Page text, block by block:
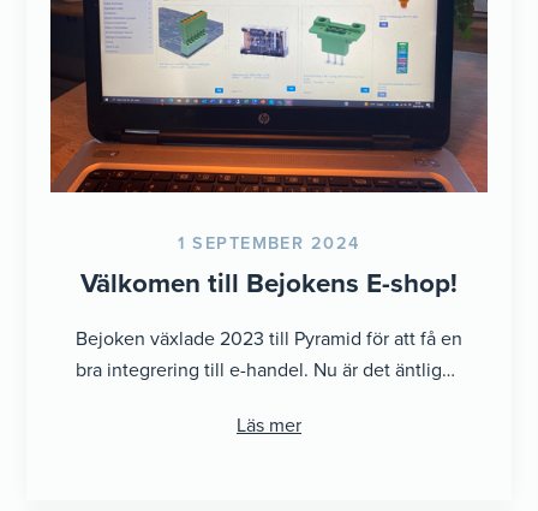
1 SEPTEMBER 2024
Välkomen till Bejokens E-shop!
Bejoken växlade 2023 till Pyramid för att få en
bra integrering till e-handel. Nu är det äntligen
Läs mer